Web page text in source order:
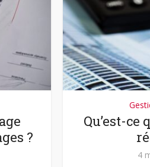
?
Qu’est-ce
4